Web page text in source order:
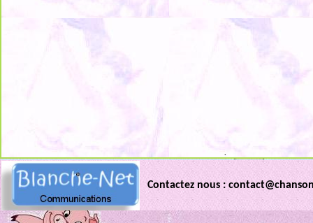
Contactez nous :